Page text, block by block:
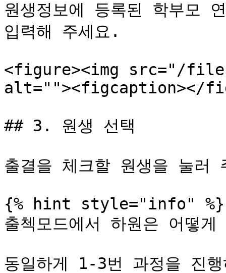
원생정보에 등록된 학부모
입력해 주세요.
<figure><img src="/
alt=""><figcaption></
## 3. 원생 선택
출결을 체크할 원생을 눌러
{% hint style="info" %}
출첵모드에서 하원은 어떻게
동일하게 1-3번 과정을 진